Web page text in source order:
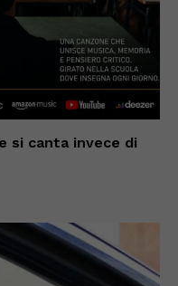
si canta invece di